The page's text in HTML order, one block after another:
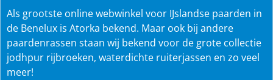
Als grootste online webwinkel voor IJslandse paarden in
de Benelux is Atorka bekend. Maar ook bij andere
paardenrassen staan wij bekend voor de grote collectie
jodhpur rijbroeken, waterdichte ruiterjassen en zo veel
meer!